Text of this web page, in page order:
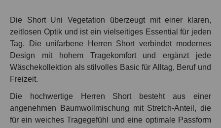
Die Short Uni Vegetation überzeugt mit einer klaren,
zeitlosen Optik und ist ein vielseitiges Essential für jeden
Tag. Die unifarbene Herren Short verbindet modernes
Design mit hohem Tragekomfort und ergänzt jede
Wäschekollektion als stilvolles Basic für Alltag, Beruf und
Freizeit.
Die hochwertige Herren Short besteht aus einer
angenehmen Baumwollmischung mit Stretch-Anteil, die
für ein weiches Tragegefühl und eine optimale Passform